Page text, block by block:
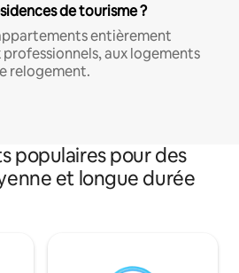
de tourisme ?
entièrement
aux logements
relogement.
populaires pour des
et longue durée